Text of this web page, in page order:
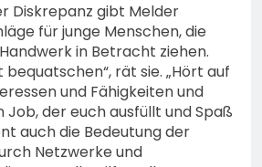
Diskrepanz gibt Melder
für junge Menschen, die
in Betracht ziehen.
bequatschen“, rät sie. „Hört auf
und Fähigkeiten und
Job, der euch ausfüllt und Spaß
auch die Bedeutung der
Netzwerke und